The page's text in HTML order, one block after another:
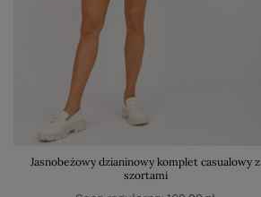
Jasnobeżowy dzianinowy komplet casualowy z
szortami